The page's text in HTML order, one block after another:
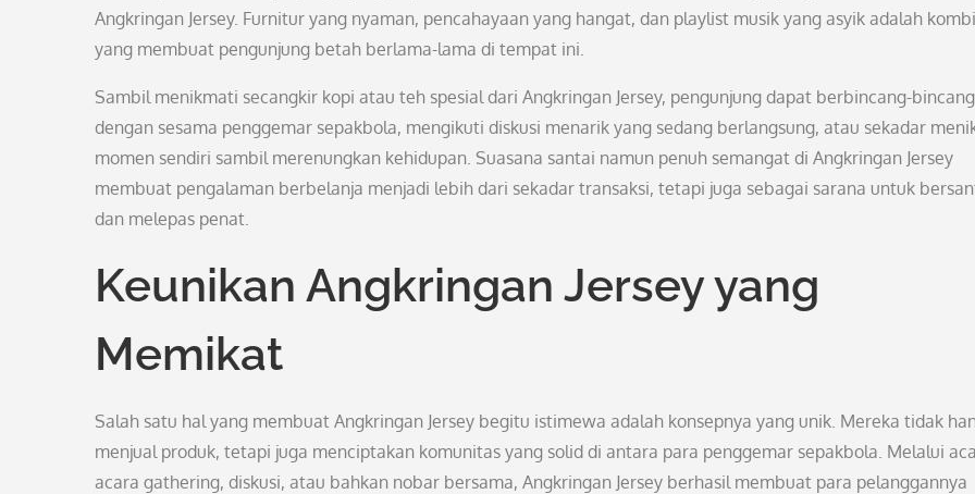
Angkringan Jersey. Furnitur yang nyaman, pencahayaan yang hangat, dan playlist musik yang asyik adalah
yang membuat pengunjung betah berlama-lama di tempat ini.
Sambil menikmati secangkir kopi atau teh spesial dari Angkringan Jersey, pengunjung dapat berbincang-bincang
dengan sesama penggemar sepakbola, mengikuti diskusi menarik yang sedang berlangsung, atau sekadar
momen sendiri sambil merenungkan kehidupan. Suasana santai namun penuh semangat di Angkringan Jersey
membuat pengalaman berbelanja menjadi lebih dari sekadar transaksi, tetapi juga sebagai sarana untuk
dan melepas penat.
Keunikan Angkringan Jersey yang
Memikat
Salah satu hal yang membuat Angkringan Jersey begitu istimewa adalah konsepnya yang unik. Mereka tidak
menjual produk, tetapi juga menciptakan komunitas yang solid di antara para penggemar sepakbola. Melalui
acara gathering, diskusi, atau bahkan nobar bersama, Angkringan Jersey berhasil membuat para pelanggannya